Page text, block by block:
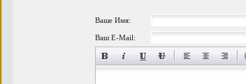
Ваше Имя:
Ваш E-Mail: